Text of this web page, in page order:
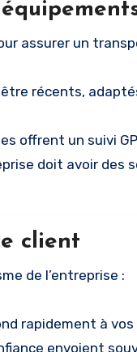
assurer un
récents,
offrent un suivi
doit avoir des
client
de l’entreprise :
rapidement à
envoient